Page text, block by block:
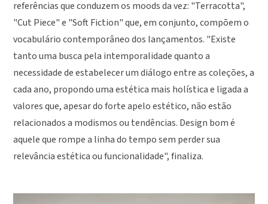
referências que conduzem os moods da vez: "Terracotta",
"Cut Piece" e "Soft Fiction" que, em conjunto, compõem o
vocabulário contemporâneo dos lançamentos. "Existe
tanto uma busca pela intemporalidade quanto a
necessidade de estabelecer um diálogo entre as coleções, a
cada ano, propondo uma estética mais holística e ligada a
valores que, apesar do forte apelo estético, não estão
relacionados a modismos ou tendências. Design bom é
aquele que rompe a linha do tempo sem perder sua
relevância estética ou funcionalidade", finaliza.